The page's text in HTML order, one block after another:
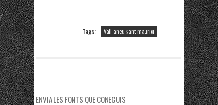
Tags: Vall aneu sant maurici
ENVIA LES FONTS QUE CONEGUIS